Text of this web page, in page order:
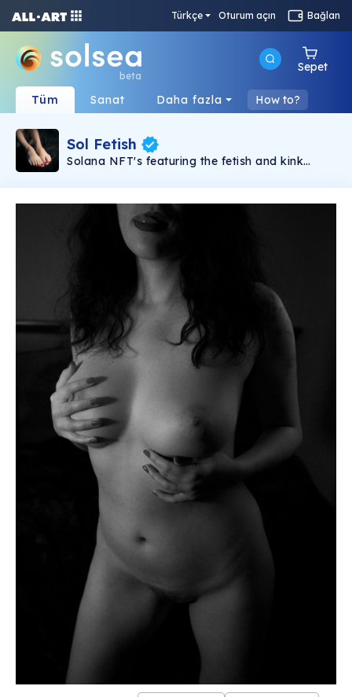
Türkçe Oturum açın Bağlan
beta
Sepet
Tüm Sanat Daha fazla How to?
Sol Fetish
Solana NFT's featuring the fetish and kink
expression.